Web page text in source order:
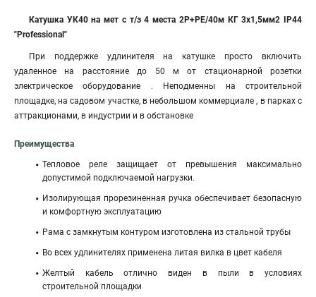
Катушка УК40 на мет с т/з 4 места 2Р+PЕ/40м КГ 3х1,5мм2 IP44
"Professional"
При поддержке удлинителя на катушке просто включить
удаленное на расстояние до 50 м от стационарной розетки
электрическое оборудование . Неподменны на строительной
площадке, на садовом участке, в небольшом коммерциале , в парках с
аттракционами, в индустрии и в обстановке
Преимущества
Тепловое реле защищает от превышения максимально
допустимой подключаемой нагрузки.
Изолирующая прорезиненная ручка обеспечивает безопасную
и комфортную эксплуатацию
Рама с замкнутым контуром изготовлена из стальной трубы
Во всех удлинителях применена литая вилка в цвет кабеля
Желтый кабель отлично виден в пыли в условиях
строительной площадки